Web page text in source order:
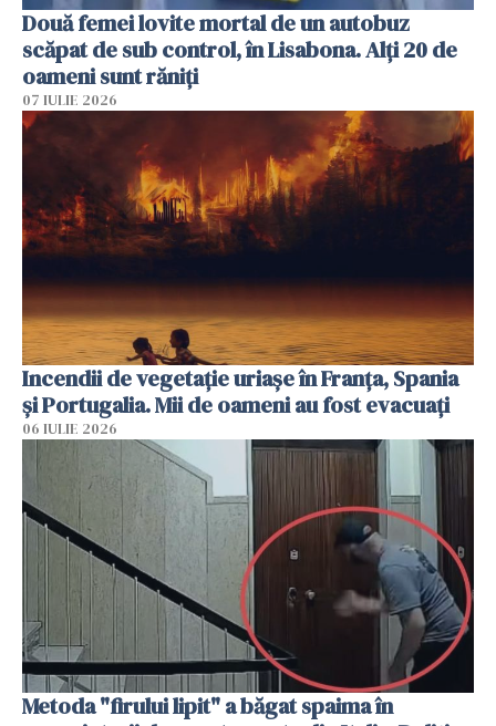
Două femei lovite mortal de un autobuz
scăpat de sub control, în Lisabona. Alți 20 de
oameni sunt răniți
07 IULIE 2026
Incendii de vegetație uriașe în Franța, Spania
și Portugalia. Mii de oameni au fost evacuați
06 IULIE 2026
Metoda "firului lipit" a băgat spaima în